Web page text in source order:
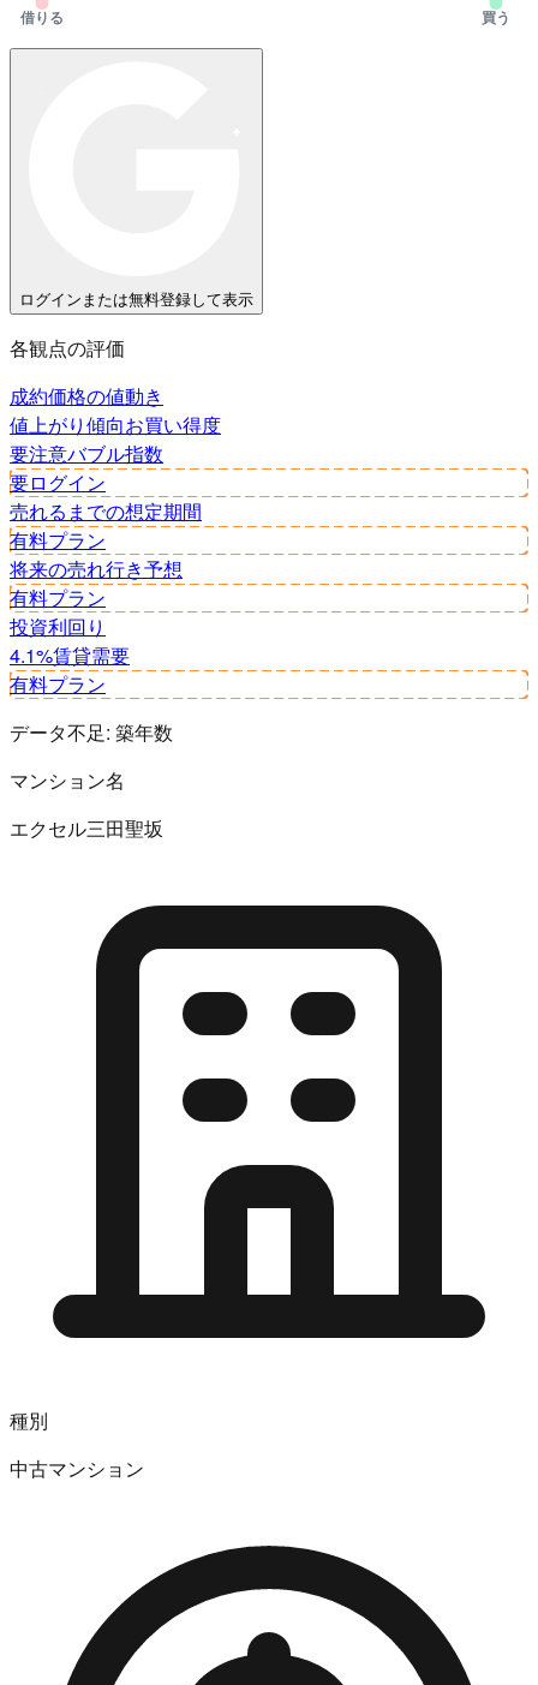
借りる 買う
ログインまたは無料登録して表示
各観点の評価
成約価格の値動き
値上がり傾向お買い得度
要注意バブル指数
要ログイン
売れるまでの想定期間
有料プラン
将来の売れ行き予想
有料プラン
投資利回り
4.1%賃貸需要
有料プラン
データ不足: 築年数
マンション名
エクセル三田聖坂
種別
中古マンション